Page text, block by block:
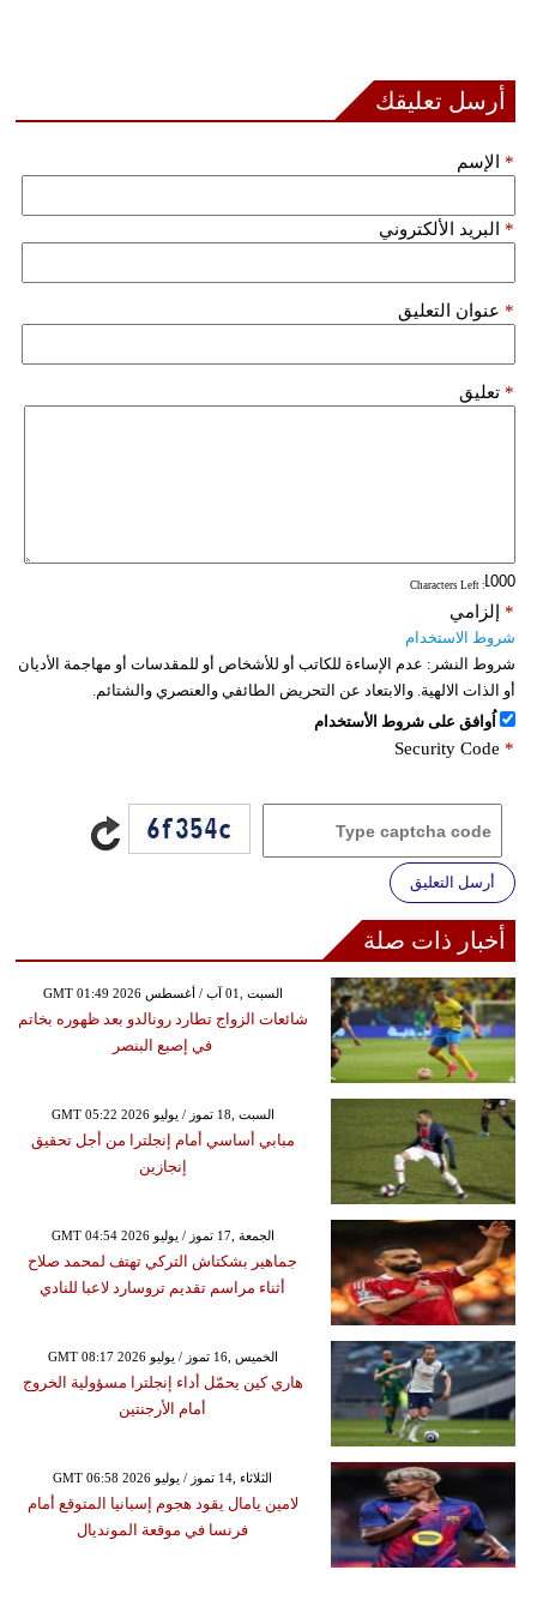
أرسل تعليقك
الإسم *
البريد الألكتروني *
عنوان التعليق *
تعليق *
: Characters Left
إلزامي *
شروط الاستخدام
شروط النشر: عدم الإساءة للكاتب أو للأشخاص أو للمقدسات أو مهاجمة الأديان
أو الذات الالهية. والابتعاد عن التحريض الطائفي والعنصري والشتائم.
اُوافق على شروط الأستخدام
Security Code *
أرسل التعليق
أخبار ذات صلة
GMT 01:49 2026 السبت ,01 آب / أغسطس
شائعات الزواج تطارد رونالدو بعد ظهوره بخاتم
في إصبع البنصر
GMT 05:22 2026 السبت ,18 تموز / يوليو
مبابي أساسي أمام إنجلترا من أجل تحقيق
إنجازين
GMT 04:54 2026 الجمعة ,17 تموز / يوليو
جماهير بشكتاش التركي تهتف لمحمد صلاح
أثناء مراسم تقديم تروسارد لاعبا للنادي
GMT 08:17 2026 الخميس ,16 تموز / يوليو
هاري كين يحمّل أداء إنجلترا مسؤولية الخروج
أمام الأرجنتين
GMT 06:58 2026 الثلاثاء ,14 تموز / يوليو
لامين يامال يقود هجوم إسبانيا المتوقع أمام
فرنسا في موقعة المونديال